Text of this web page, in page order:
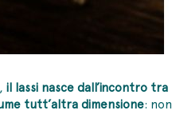
il lassi nasce dall’incontro tra
tutt’altra dimensione: non